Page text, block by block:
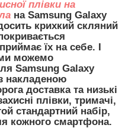
плівки на
на Samsung Galaxy
крихкий скляний
їх на себе. І
можемо
Samsung Galaxy
накладеною
доставка та низькі
плівки, тримачі,
стандартний набір,
кожного смартфона.